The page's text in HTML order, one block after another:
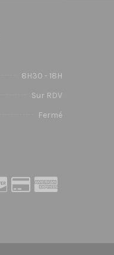
8H30 - 18H
Sur RDV
Fermé